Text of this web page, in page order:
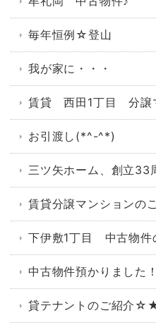
毎年恒例☆登山
我が家に・・・
賃貸 西田1丁目 分譲
お引渡し(*^-^*)
三ツ矢ホーム、創立
賃貸分譲マンションの
下伊敷1丁目 中古物件
中古物件預かりました
貸テナントのご紹介